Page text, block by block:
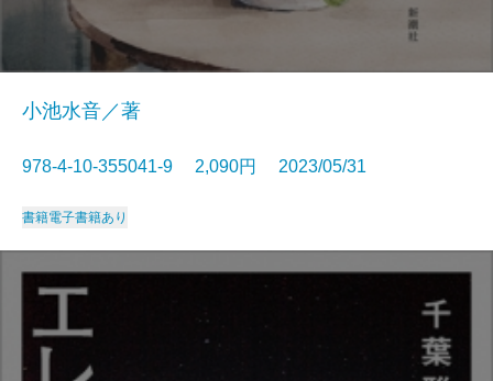
小池水音／著
978-4-10-355041-9 2,090円 2023/05/31
書籍電子書籍あり